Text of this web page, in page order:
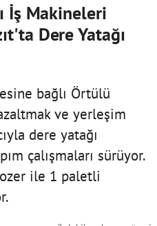
İş Makineleri
Dere Yatağı
bağlı Örtülü
ve yerleşim
dere yatağı
çalışmaları sürüyor.
ile 1 paletli